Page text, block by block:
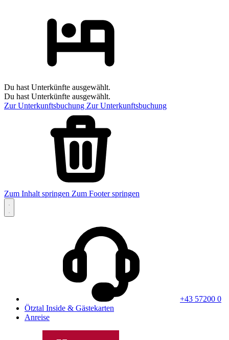
Du hast Unterkünfte ausgewählt.
Du hast Unterkünfte ausgewählt.
Zur Unterkunftsbuchung Zur Unterkunftsbuchung
Zum Inhalt springen Zum Footer springen
+43 57200 0
Ötztal Inside & Gästekarten
Anreise